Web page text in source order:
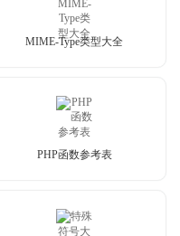
MIME-Type类型大全
PHP函数参考表